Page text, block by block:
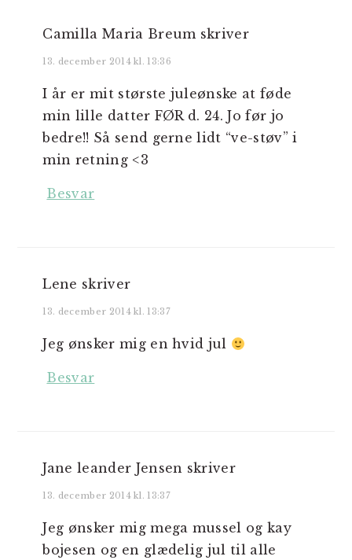
Camilla Maria Breum skriver
13. december 2014 kl. 13:36
I år er mit største juleønske at føde
min lille datter FØR d. 24. Jo før jo
bedre!! Så send gerne lidt “ve-støv” i
min retning <3
Besvar
Lene skriver
13. december 2014 kl. 13:37
Jeg ønsker mig en hvid jul
Besvar
Jane leander Jensen skriver
13. december 2014 kl. 13:37
Jeg ønsker mig mega mussel og kay
bojesen og en glædelig jul til alle